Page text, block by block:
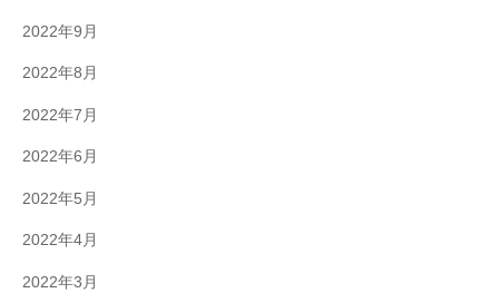
2022年9月
2022年8月
2022年7月
2022年6月
2022年5月
2022年4月
2022年3月